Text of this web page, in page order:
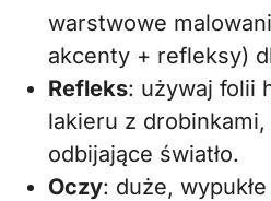
warstwowe
akcenty + refleksy)
Refleks: używaj folii
lakieru z drobinkami,
odbijające światło.
Oczy: duże,